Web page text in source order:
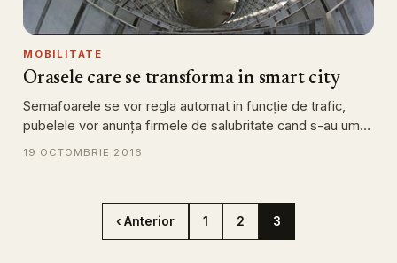
MOBILITATE
Orasele care se transforma in smart city
Semafoarele se vor regla automat in funcție de trafic,
pubelele vor anunța firmele de salubritate cand s-au um…
19 OCTOMBRIE 2016
‹ Anterior 1 2 3